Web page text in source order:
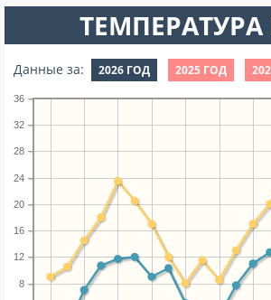
ТЕМПЕРАТУРА
Данные за: 2026 ГОД 2025 ГОД
8
12
16
20
24
28
32
36